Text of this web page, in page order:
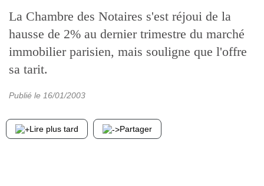
La Chambre des Notaires s'est réjoui de la
hausse de 2% au dernier trimestre du marché
immobilier parisien, mais souligne que l'offre
sa tarit.
Publié le 16/01/2003
Lire plus tard Partager